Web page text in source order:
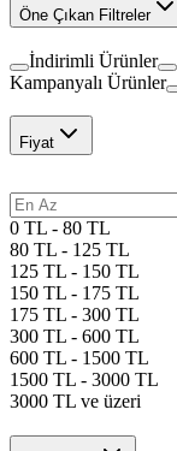
Öne Çıkan Filtreler
İndirimli Ürünler
Kampanyalı Ürünler
Fiyat
0 TL - 80 TL
80 TL - 125 TL
125 TL - 150 TL
150 TL - 175 TL
175 TL - 300 TL
300 TL - 600 TL
600 TL - 1500 TL
1500 TL - 3000 TL
3000 TL ve üzeri